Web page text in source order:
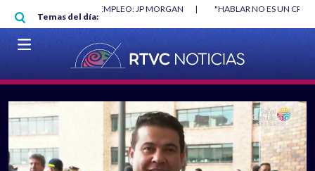
Pasar al contenido principal
Temas del día:
MÍNIMO NO DESTRUYÓ EMPLEO: JP MORGAN |
"HABLAR NO ES UN
MUNDIAL 2026
|
VER EN VIVO